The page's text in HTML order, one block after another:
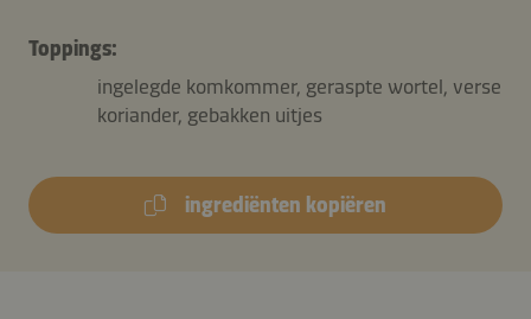
Toppings:
ingelegde komkommer, geraspte wortel, verse
koriander, gebakken uitjes
ingrediënten kopiëren